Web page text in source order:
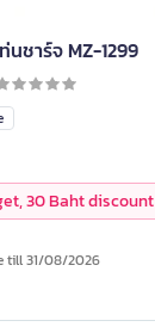
ชาร์จ MZ-1299
till 31/08/2026
30 Baht discount